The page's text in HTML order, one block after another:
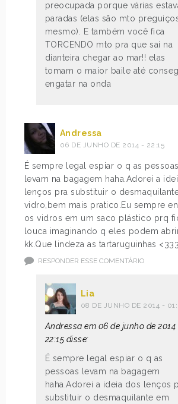
preocupada porque várias
paradas (elas são mto
mesmo). E também você fica
TORCENDO mto pra que sai na
dianteira chegar ao mar!! elas
tomam o maior baile até
engatar na onda
Andressa
06 DE JUNHO DE 2014 - 22:15
É sempre legal espiar o q as pessoas
levam na bagagem haha.Adorei a
lenços pra substituir o
vidro,bem mais pratico.Eu sempre
os vidros em um saco plástico prq
louca imaginando q eles podem
kk.Que lindeza as tartaruguinhas <333
RESPONDER ESSE COMENTÁRIO
Lia
08 DE JUNHO DE 2014 -
Andressa em 06 de junho de 2014
22:15 disse:
É sempre legal espiar o q as
pessoas levam na bagagem
haha.Adorei a ideia dos lenços
substituir o desmaquilante em